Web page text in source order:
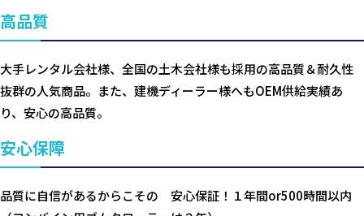
高品質
大手レンタル会社様、全国の土木会社様も採用の高品質＆耐久性
抜群の人気商品。また、建機ディーラー様へもOEM供給実績あ
り、安心の高品質。
安心保障
品質に自信があるからこその 安心保証！１年間or500時間以内